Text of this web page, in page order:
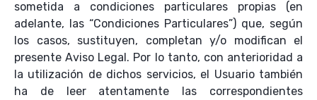
sometida a condiciones particulares propias (en
adelante, las “Condiciones Particulares”) que, según
los casos, sustituyen, completan y/o modifican el
presente Aviso Legal. Por lo tanto, con anterioridad a
la utilización de dichos servicios, el Usuario también
ha de leer atentamente las correspondientes